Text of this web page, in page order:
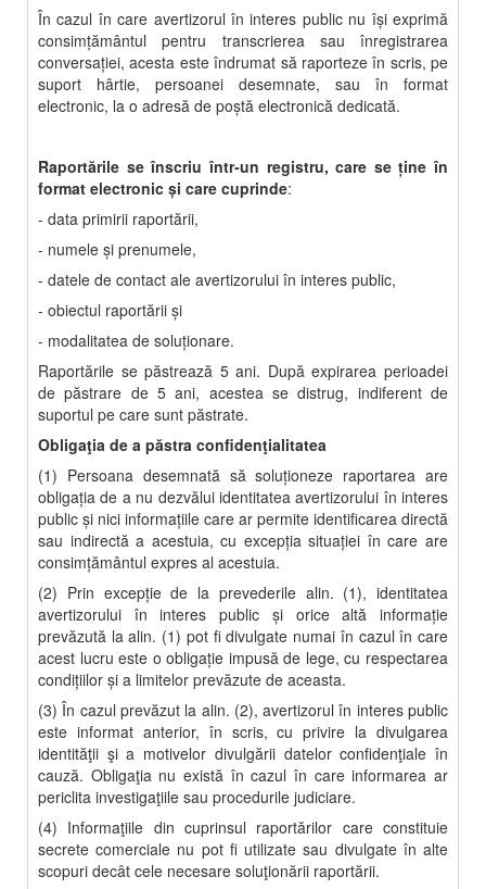
În cazul în care avertizorul în interes public nu îşi exprimă
consimţământul pentru transcrierea sau înregistrarea
conversaţiei, acesta este îndrumat să raporteze în scris, pe
suport hârtie, persoanei desemnate, sau în format
electronic, la o adresă de poştă electronică dedicată.
Raportările se înscriu într-un registru, care se ține în
format electronic și care cuprinde:
- data primirii raportării,
- numele şi prenumele,
- datele de contact ale avertizorului în interes public,
- obiectul raportării şi
- modalitatea de soluţionare.
Raportările se păstrează 5 ani. După expirarea perioadei
de păstrare de 5 ani, acestea se distrug, indiferent de
suportul pe care sunt păstrate.
Obligaţia de a păstra confidenţialitatea
(1) Persoana desemnată să soluţioneze raportarea are
obligaţia de a nu dezvălui identitatea avertizorului în interes
public şi nici informaţiile care ar permite identificarea directă
sau indirectă a acestuia, cu excepţia situaţiei în care are
consimţământul expres al acestuia.
(2) Prin excepţie de la prevederile alin. (1), identitatea
avertizorului în interes public şi orice altă informaţie
prevăzută la alin. (1) pot fi divulgate numai în cazul în care
acest lucru este o obligaţie impusă de lege, cu respectarea
condiţiilor şi a limitelor prevăzute de aceasta.
(3) În cazul prevăzut la alin. (2), avertizorul în interes public
este informat anterior, în scris, cu privire la divulgarea
identităţii şi a motivelor divulgării datelor confidenţiale în
cauză. Obligaţia nu există în cazul în care informarea ar
periclita investigaţiile sau procedurile judiciare.
(4) Informaţiile din cuprinsul raportărilor care constituie
secrete comerciale nu pot fi utilizate sau divulgate în alte
scopuri decât cele necesare soluţionării raportării.